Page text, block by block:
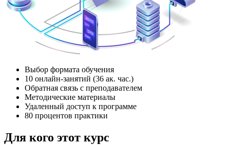
Выбор формата обучения
10 онлайн-занятий (36 ак. час.)
Обратная связь с преподавателем
Методические материалы
Удаленный доступ к программе
80 процентов практики
Для кого этот курс